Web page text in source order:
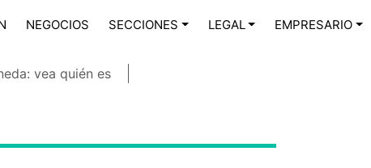
NEGOCIOS SECCIONES LEGAL EMPRESARIO
vea quién es